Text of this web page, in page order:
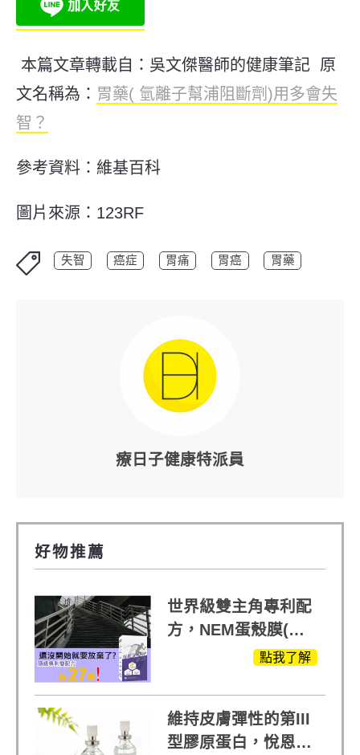
本篇文章轉載自：吳文傑醫師的健康筆記 原
文名稱為： 胃藥( 氫離子幫浦阻斷劑)用多會失
智？
參考資料： 維基百科
圖片來源：123RF
失智 癌症 胃痛 胃癌 胃藥
療日子健康特派員
好物推薦
世界級雙主角專利配
方，NEM蛋殼膜(蛋
白聚醣)+UCll原裝進
+軟骨素
點我了解
維持皮膚彈性的第III
型膠原蛋白，悅恩詩